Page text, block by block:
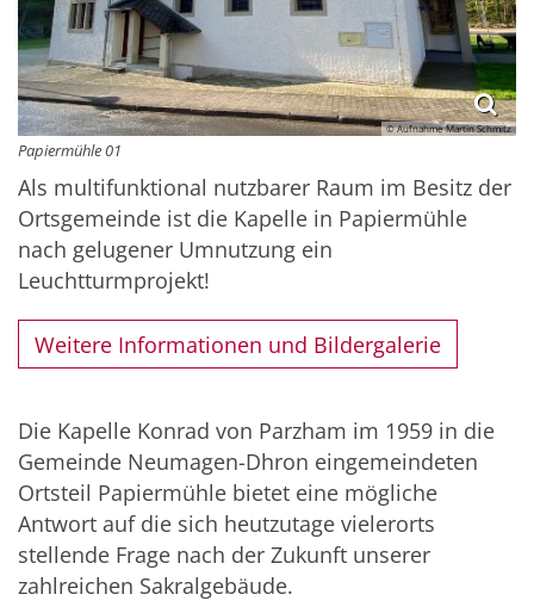
© Aufnahme Martin Schmitz
Papiermühle 01
Als multifunktional nutzbarer Raum im Besitz der
Ortsgemeinde ist die Kapelle in Papiermühle
nach gelugener Umnutzung ein
Leuchtturmprojekt!
Weitere Informationen und Bildergalerie
Die Kapelle Konrad von Parzham im 1959 in die
Gemeinde Neumagen-Dhron eingemeindeten
Ortsteil Papiermühle bietet eine mögliche
Antwort auf die sich heutzutage vielerorts
stellende Frage nach der Zukunft unserer
zahlreichen Sakralgebäude.